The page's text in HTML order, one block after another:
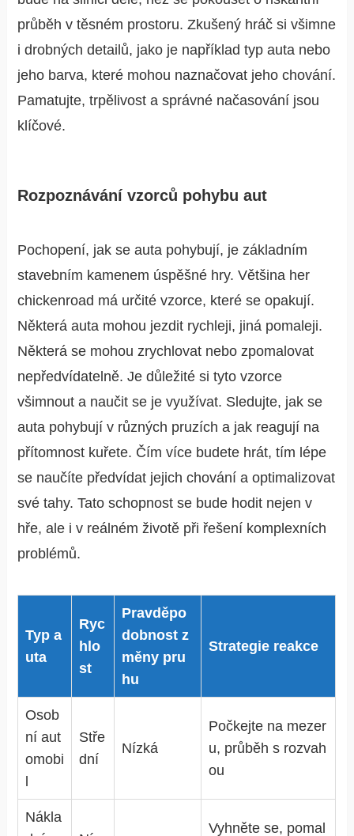
průběh v těsném prostoru. Zkušený hráč si všimne
i drobných detailů, jako je například typ auta nebo
jeho barva, které mohou naznačovat jeho chování.
Pamatujte, trpělivost a správné načasování jsou
klíčové.
Rozpoznávání vzorců pohybu aut
Pochopení, jak se auta pohybují, je základním
stavebním kamenem úspěšné hry. Většina her
chickenroad má určité vzorce, které se opakují.
Některá auta mohou jezdit rychleji, jiná pomaleji.
Některá se mohou zrychlovat nebo zpomalovat
nepředvídatelně. Je důležité si tyto vzorce
všimnout a naučit se je využívat. Sledujte, jak se
auta pohybují v různých pruzích a jak reagují na
přítomnost kuřete. Čím více budete hrát, tím lépe
se naučíte předvídat jejich chování a optimalizovat
své tahy. Tato schopnost se bude hodit nejen v
hře, ale i v reálném životě při řešení komplexních
problémů.
Typ a
uta
Ryc
hlo
st
Pravděpo
dobnost z
měny pru
hu
Strategie reakce
Osob
ní aut
omobi
Stře
dní
Nízká
Počkejte na mezer
u, průběh s rozvah
ou
Nákla
Vyhněte se, pomal